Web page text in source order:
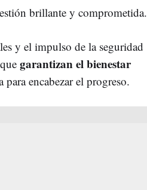
brillante y comprometida.
y el impulso de la seguridad
garantizan el bienestar
para encabezar el progreso.